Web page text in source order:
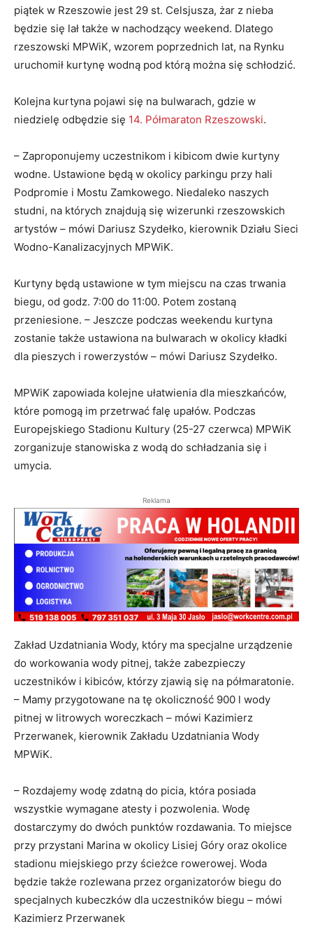
piątek w Rzeszowie jest 29 st. Celsjusza, żar z nieba
będzie się lał także w nachodzący weekend. Dlatego
rzeszowski MPWiK, wzorem poprzednich lat, na Rynku
uruchomił kurtynę wodną pod którą można się schłodzić.
Kolejna kurtyna pojawi się na bulwarach, gdzie w
niedzielę odbędzie się 14. Półmaraton Rzeszowski.
– Zaproponujemy uczestnikom i kibicom dwie kurtyny
wodne. Ustawione będą w okolicy parkingu przy hali
Podpromie i Mostu Zamkowego. Niedaleko naszych
studni, na których znajdują się wizerunki rzeszowskich
artystów – mówi Dariusz Szydełko, kierownik Działu Sieci
Wodno-Kanalizacyjnych MPWiK.
Kurtyny będą ustawione w tym miejscu na czas trwania
biegu, od godz. 7:00 do 11:00. Potem zostaną
przeniesione. – Jeszcze podczas weekendu kurtyna
zostanie także ustawiona na bulwarach w okolicy kładki
dla pieszych i rowerzystów – mówi Dariusz Szydełko.
MPWiK zapowiada kolejne ułatwienia dla mieszkańców,
które pomogą im przetrwać falę upałów. Podczas
Europejskiego Stadionu Kultury (25-27 czerwca) MPWiK
zorganizuje stanowiska z wodą do schładzania się i
umycia.
Reklama
Zakład Uzdatniania Wody, który ma specjalne urządzenie
do workowania wody pitnej, także zabezpieczy
uczestników i kibiców, którzy zjawią się na półmaratonie.
– Mamy przygotowane na tę okoliczność 900 l wody
pitnej w litrowych woreczkach – mówi Kazimierz
Przerwanek, kierownik Zakładu Uzdatniania Wody
MPWiK.
– Rozdajemy wodę zdatną do picia, która posiada
wszystkie wymagane atesty i pozwolenia. Wodę
dostarczymy do dwóch punktów rozdawania. To miejsce
przy przystani Marina w okolicy Lisiej Góry oraz okolice
stadionu miejskiego przy ścieżce rowerowej. Woda
będzie także rozlewana przez organizatorów biegu do
specjalnych kubeczków dla uczestników biegu – mówi
Kazimierz Przerwanek